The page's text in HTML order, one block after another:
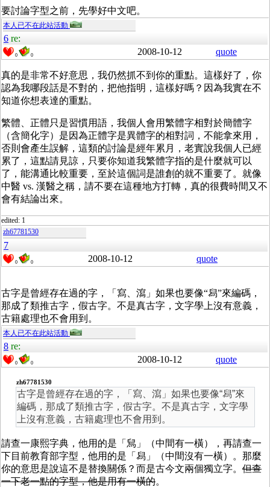
要討論字型之前，先學好中文吧。
本人已不在此站活動
6 re:
0 0 2008-10-12 quote
真的是非常不好意思，我仍然抓不到你的重點。這樣好了，你
認為我哪段話是不對的，把他指明，這樣好嗎？因為我實在不
知道你想表達的重點。
繁體、正體只是習慣用語，我個人會用繁體字相對於簡體字
（含簡化字）是因為正體字是異體字的相對詞，不能拿來用，
否則會產生誤解，這類的討論是經年累月，老實說我個人已經
累了，這點請見諒，只要你知道我繁體字指的是什麼就可以
了，能溝通比較重要，至於這個詞是誰創的就不重要了。就像
中醫 vs. 漢醫之稱，請不要在這種地方打轉，真的很費時間又不
會有結論出來。
edited: 1
zh67781530
7
0 0 2008-10-12 quote
古字是曾經存在過的字，「寫、瀉」如果也要像“舄”來編碼，
那成了類推古字，假古字。不是真古字，文字學上沒有意義，
古籍處理也不會用到。
本人已不在此站活動
8 re:
0 0 2008-10-12 quote
zh67781530
古字是曾經存在過的字，「寫、瀉」如果也要像“舄”來
編碼，那成了類推古字，假古字。不是真古字，文字學
上沒有意義，古籍處理也不會用到。
請查一康熙字典，他用的是「舃」（中間有一橫），再請查一
下目前教育部字型，他用的是「舄」（中間沒有一橫）。那麼
你的意思是說這不是替換關係？而是古今文兩個獨立字。 但查
一下老一點的字型，他是用有一橫的。